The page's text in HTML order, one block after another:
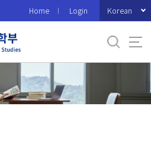
Home Login Korean